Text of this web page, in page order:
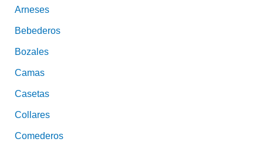
Arneses
Bebederos
Bozales
Camas
Casetas
Collares
Comederos